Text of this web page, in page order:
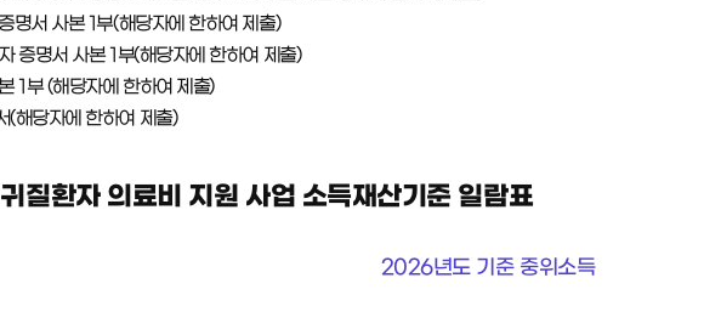
명서 사본 1부(해당자에 한하여 제출)
증명서 사본 1부(해당자에 한하여 제출)
1부 (해당자에 한하여 제출)
해당자에 한하여 제출)
질환자 의료비 지원 사업 소득재산기준 일람표
2026년도 기준 중위소득